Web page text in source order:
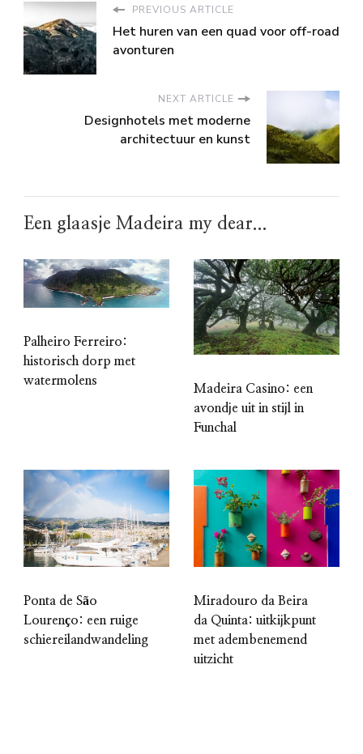
PREVIOUS ARTICLE
Het huren van een quad voor off-road
avonturen
NEXT ARTICLE
Designhotels met moderne
architectuur en kunst
Een glaasje Madeira my dear...
Palheiro Ferreiro:
historisch dorp met
watermolens
Madeira Casino: een
avondje uit in stijl in
Funchal
Ponta de São
Lourenço: een ruige
schiereilandwandeling
Miradouro da Beira
da Quinta: uitkijkpunt
met adembenemend
uitzicht